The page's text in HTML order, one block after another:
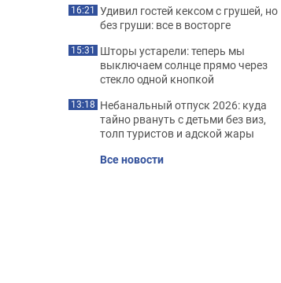
16:21 Удивил гостей кексом с грушей, но
без груши: все в восторге
15:31 Шторы устарели: теперь мы
выключаем солнце прямо через
стекло одной кнопкой
13:18 Небанальный отпуск 2026: куда
тайно рвануть с детьми без виз,
толп туристов и адской жары
Все новости